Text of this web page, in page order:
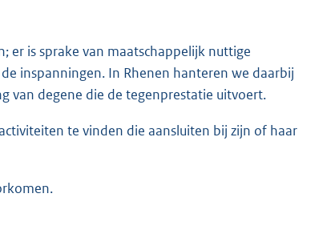
er is sprake van maatschappelijk nuttige
inspanningen. In Rhenen hanteren we daarbij
van degene die de tegenprestatie uitvoert.
te vinden die aansluiten bij zijn of haar